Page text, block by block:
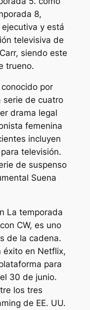
8,
y está
televisiva de
siendo este
trueno.
por
serie de cuatro
drama legal
femenina
incluyen
televisión.
de suspenso
Suena
La temporada
CW, es uno
de la cadena.
éxito en Netflix,
para
30 de junio.
los tres
de EE. UU.